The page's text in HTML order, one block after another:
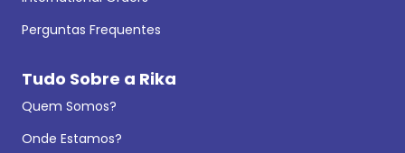
Perguntas Frequentes
Tudo Sobre a Rika
Quem Somos?
Onde Estamos?